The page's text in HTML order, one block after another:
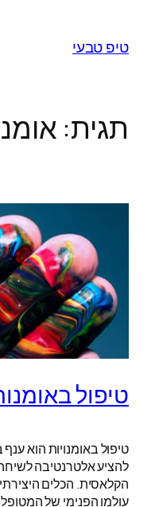
טיפ טבעי
תגית:
טיפול
טיפול באומנויות הוא ענף
להציע אלטרנטיבה
הקלאסית. הכלים
עולמו הפנימי של